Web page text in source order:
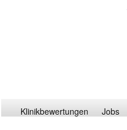
Klinikbewertungen Jobs